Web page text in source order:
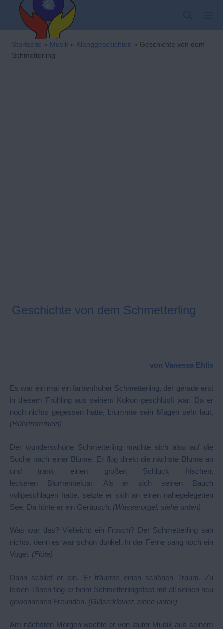
springen
Kindergarten-
Startseite » Musik » Klanggeschichten » Geschichte von dem
Schmetterling
Geschichte von dem Schmetterling
von Vanessa Ehlis
Es war ein mal ein farbenfroher Schmetterling, der gerade erst
in diesem Frühling aus seinem Kokon geschlüpft war. Da er
noch nichts gegessen hatte, brummte sein Magen sehr laut.
(Rührtrommeln)
Der wunderschöne Schmetterling machte sich also auf die
Suche nach einer Blume. Er flog direkt die nächste Blume an
und trank einen großen Schluck frischen,
leckeren Blumennektar. Als er sich seinen Bauch
vollgeschlagen hatte, setzte er sich an einen nahegelegenen
See. Da hörte er ein Geräusch. (Wasserorgel, siehe unten)
Was war das? Vielleicht ein Frosch? Der Schmetterling sah
nichts, denn es war schon dunkel. In der Ferne sang noch ein
Vogel. (Flöte)
Dann schlief er ein. Er träumte einen schönen Traum. Zu
leisen Tönen flog er beim Schmetterlingsfest mit all seinen neu
gewonnenen Freunden. (Gläserklavier, siehe unten)
Am nächsten Morgen wachte er von lauter Musik aus seinem